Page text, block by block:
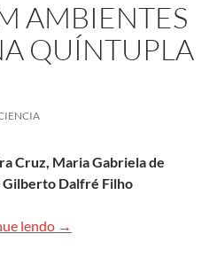
AMBIENTES
QUÍNTUPLA
Cruz, Maria Gabriela de
Gilberto Dalfré Filho
lendo A gestão da água e
→